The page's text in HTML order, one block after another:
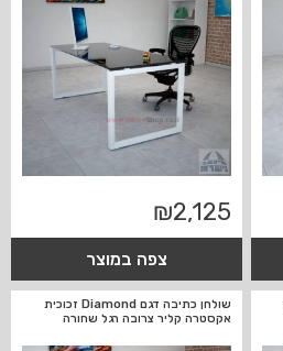
₪2,125
צפה במוצר
שולחן כתיבה דגם Diamond זכוכית
אקסטרה קליר צרובה רגל שחורה